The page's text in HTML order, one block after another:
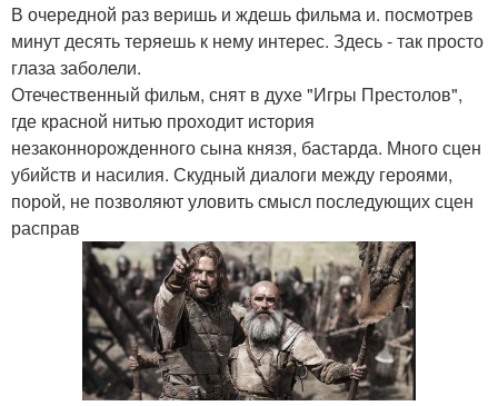
В очередной раз веришь и ждешь фильма и. посмотрев
минут десять теряешь к нему интерес. Здесь - так просто
глаза заболели.
Отечественный фильм, снят в духе "Игры Престолов",
где красной нитью проходит история
незаконнорожденного сына князя, бастарда. Много сцен
убийств и насилия. Скудный диалоги между героями,
порой, не позволяют уловить смысл последующих сцен
расправ